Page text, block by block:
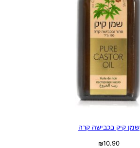
שמן קיק בכבישה קרה
₪10.90